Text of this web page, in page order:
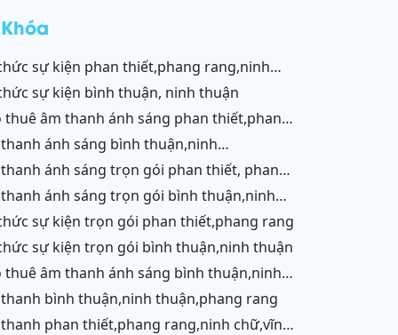
hy,cam ranh
sự kiện bình thuận, ninh thuận
chữ,vĩnh hy,cam ranh
chữ,vĩnh hy,cam ranh
ranh
sự kiện trọn gói phan thiết,phang rang
sự kiện trọn gói bình thuận,ninh thuận
chữ,vĩnh hy,phang rang,cam ranh
thanh bình thuận,ninh thuận,phang rang